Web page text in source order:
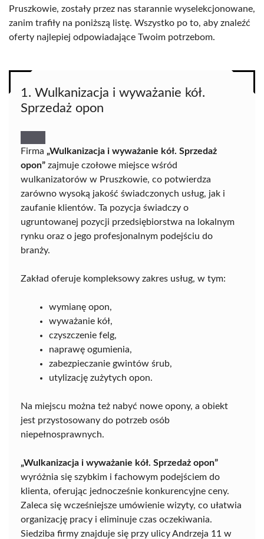
Pruszkowie, zostały przez nas starannie wyselekcjonowane,
zanim trafiły na poniższą listę. Wszystko po to, aby znaleźć
oferty najlepiej odpowiadające Twoim potrzebom.
1. Wulkanizacja i wyważanie kół.
Sprzedaż opon
Firma „Wulkanizacja i wyważanie kół. Sprzedaż
opon” zajmuje czołowe miejsce wśród
wulkanizatorów w Pruszkowie, co potwierdza
zarówno wysoką jakość świadczonych usług, jak i
zaufanie klientów. Ta pozycja świadczy o
ugruntowanej pozycji przedsiębiorstwa na lokalnym
rynku oraz o jego profesjonalnym podejściu do
branży.
Zakład oferuje kompleksowy zakres usług, w tym:
wymianę opon,
wyważanie kół,
czyszczenie felg,
naprawę ogumienia,
zabezpieczanie gwintów śrub,
utylizację zużytych opon.
Na miejscu można też nabyć nowe opony, a obiekt
jest przystosowany do potrzeb osób
niepełnosprawnych.
„Wulkanizacja i wyważanie kół. Sprzedaż opon”
wyróżnia się szybkim i fachowym podejściem do
klienta, oferując jednocześnie konkurencyjne ceny.
Zaleca się wcześniejsze umówienie wizyty, co ułatwia
organizację pracy i eliminuje czas oczekiwania.
Siedziba firmy znajduje się przy ulicy Andrzeja 11 w